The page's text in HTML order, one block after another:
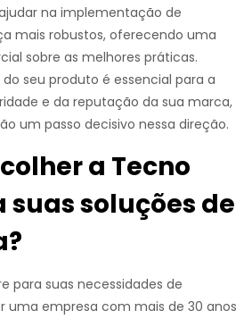
na implementação de
mais robustos, oferecendo uma
sobre as melhores práticas.
seu produto é essencial para a
e da reputação da sua marca,
um passo decisivo nessa direção.
a Tecno
suas soluções de
para suas necessidades de
uma empresa com mais de 30 anos